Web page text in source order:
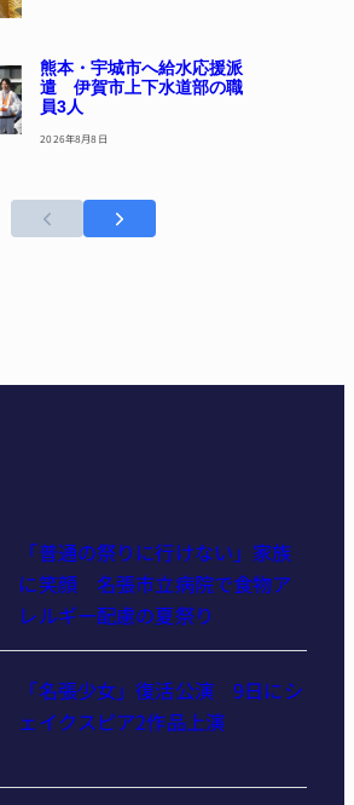
熊本・宇城市へ給水応援派
遣 伊賀市上下水道部の職
員3人
2026年8月8日
「普通の祭りに行けない」家族
に笑顔 名張市立病院で食物ア
レルギー配慮の夏祭り
「名張少女」復活公演 9日にシ
ェイクスピア2作品上演